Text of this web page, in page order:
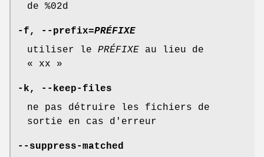
de %02d
-f , --prefix=PRÉFIXE
utiliser le PRÉFIXE au lieu de
« xx »
-k ,
--keep-files
ne pas détruire les fichiers de
sortie en cas d'erreur
--suppress-matched